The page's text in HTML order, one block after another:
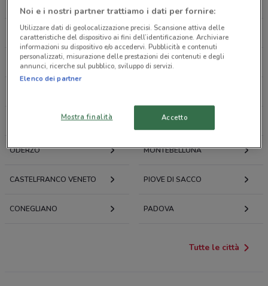
VENEZIA TREVISO
MARGHERA SPINEA
SAN DONÀ DI PIAVE JESOLO
ODERZO MONTEBELLUNA
CASTELFRANCO VENETO PIOVE DI SACCO
CONEGLIANO PADOVA
Tutte le città
Noi e i nostri partner trattiamo i dati per fornire:
Utilizzare dati di geolocalizzazione precisi. Scansione attiva delle
caratteristiche del dispositivo ai fini dell’identificazione. Archiviare
informazioni su dispositivo e/o accedervi. Pubblicità e contenuti
personalizzati, misurazione delle prestazioni dei contenuti e degli
annunci, ricerche sul pubblico, sviluppo di servizi.
Elenco dei partner
Mostra finalità Accetto